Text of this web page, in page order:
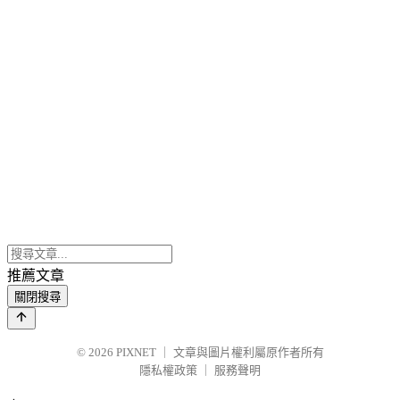
推薦文章
關閉搜尋
© 2026 PIXNET
文章與圖片權利屬原作者所有
隱私權政策
服務聲明